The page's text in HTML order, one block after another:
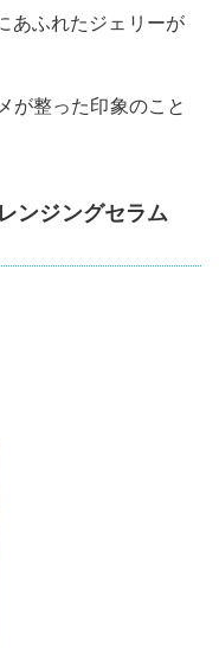
あふれたジェリーが
が整った印象のこと
ンジングセラム